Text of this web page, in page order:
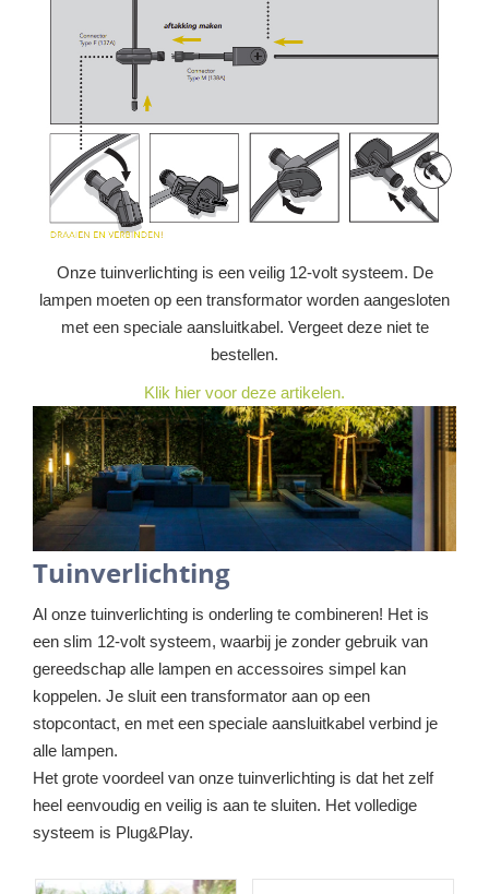
Onze tuinverlichting is een veilig 12-volt systeem. De
lampen moeten op een transformator worden aangesloten
met een speciale aansluitkabel. Vergeet deze niet te
bestellen.
Klik hier voor deze artikelen.
Tuinverlichting
Al onze tuinverlichting is onderling te combineren! Het is
een slim 12-volt systeem, waarbij je zonder gebruik van
gereedschap alle lampen en accessoires simpel kan
koppelen. Je sluit een transformator aan op een
stopcontact, en met een speciale aansluitkabel verbind je
alle lampen.
Het grote voordeel van onze tuinverlichting is dat het zelf
heel eenvoudig en veilig is aan te sluiten. Het volledige
systeem is Plug&Play.